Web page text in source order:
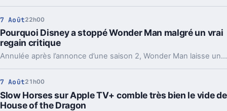
7 Août22h00
Pourquoi Disney a stoppé Wonder Man malgré un vrai
regain critique
Annulée après l’annonce d’une saison 2, Wonder Man laisse un drôle de vide. Deux pistes reviennent pour expliquer ce revirement chez Disney.
7 Août21h00
Slow Horses sur Apple TV+ comble très bien le vide de
House of the Dragon